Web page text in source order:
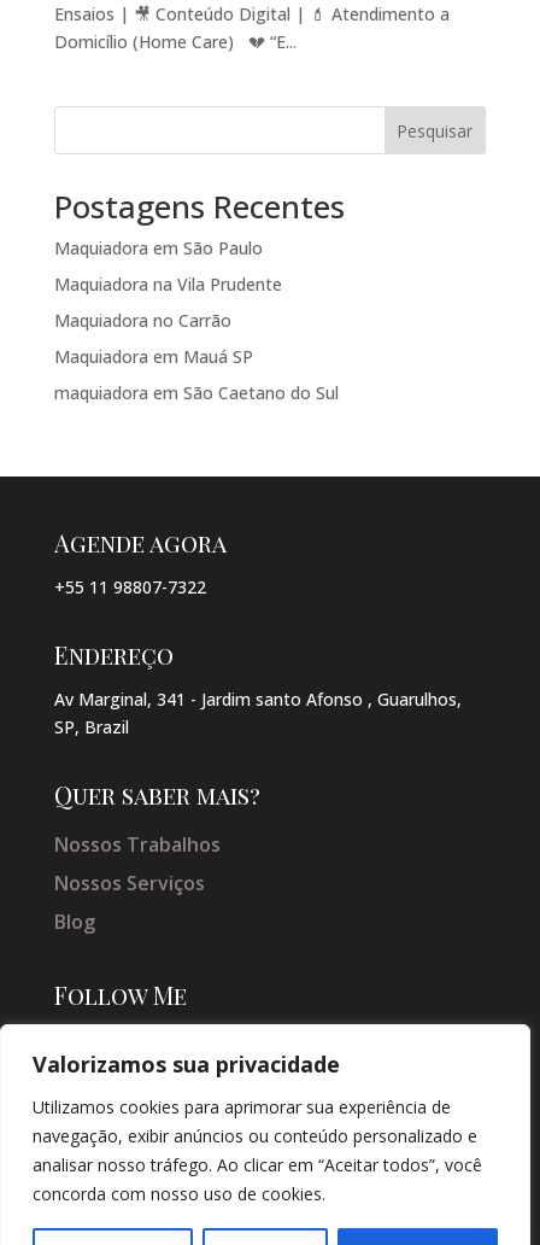
Valorizamos sua privacidade
Utilizamos cookies para aprimorar sua experiência de
navegação, exibir anúncios ou conteúdo personalizado e
analisar nosso tráfego. Ao clicar em “Aceitar todos”, você
concorda com nosso uso de cookies.
Ensaios | 🎥 Conteúdo Digital | 💄 Atendimento a
Domicílio (Home Care) 💔 “E...
Pesquisar
Postagens Recentes
Maquiadora em São Paulo
Maquiadora na Vila Prudente
Maquiadora no Carrão
Maquiadora em Mauá SP
maquiadora em São Caetano do Sul
Agende agora
+55 11 98807-7322
Endereço
Av Marginal, 341 - Jardim santo Afonso , Guarulhos,
SP, Brazil
Quer saber mais?
Nossos Trabalhos
Nossos Serviços
Blog
Follow Me